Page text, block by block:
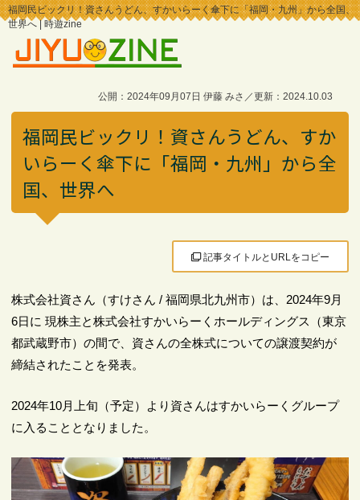
福岡民ビックリ！資さんうどん、すかいらーく傘下に「福岡・九州」から全国、
世界へ | 時遊zine
公開：2024年09月07日 伊藤 みさ／更新：2024.10.03
福岡民ビックリ！資さんうどん、すか
いらーく傘下に「福岡・九州」から全
国、世界へ
記事タイトルとURLをコピー
株式会社資さん（すけさん / 福岡県北九州市）は、2024年9月
6日に 現株主と株式会社すかいらーくホールディングス（東京
都武蔵野市）の間で、資さんの全株式についての譲渡契約が
締結されたことを発表。
2024年10月上旬（予定）より資さんはすかいらーくグループ
に入ることとなりました。